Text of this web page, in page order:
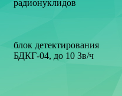
радионуклидов
блок детектирования
БДКГ-04, до 10 Зв/ч